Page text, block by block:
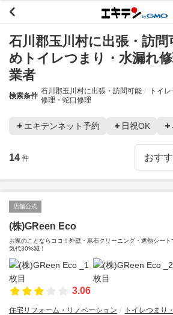
石川郡玉川村に出張・訪
めトイレつまり・水漏れ
業者
検索条件
石川郡玉川村に出張・訪問可能
トイ
修理・蛇口修理
エキテンネット予約 日祝OK
14 件
店舗公式
(株)GReen Eco
お家のことならココ！外壁・墓石クリーニング・遮熱シー
気代30%減！
3.06
住宅リフォーム・リノベーション トイレつまり